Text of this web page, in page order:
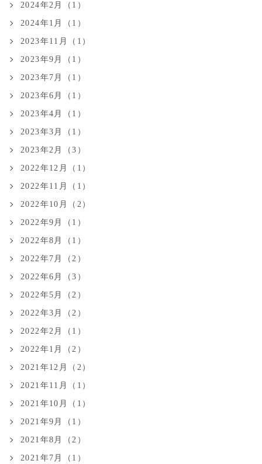
2024年2月（1）
2024年1月（1）
2023年11月（1）
2023年9月（1）
2023年7月（1）
2023年6月（1）
2023年4月（1）
2023年3月（1）
2023年2月（3）
2022年12月（1）
2022年11月（1）
2022年10月（2）
2022年9月（1）
2022年8月（1）
2022年7月（2）
2022年6月（3）
2022年5月（2）
2022年3月（2）
2022年2月（1）
2022年1月（2）
2021年12月（2）
2021年11月（1）
2021年10月（1）
2021年9月（1）
2021年8月（2）
2021年7月（1）